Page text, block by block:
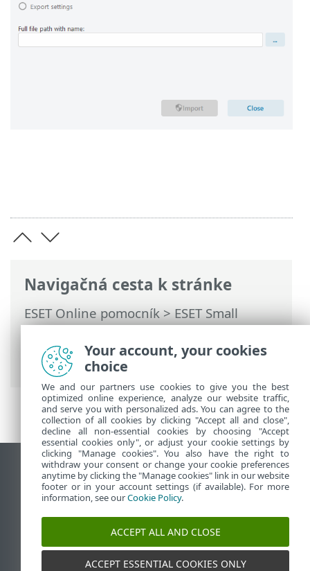
Navigačná cesta k stránke
ESET Online pomocník>ESET Small
Business Security>Práca s programom
ESET Small Business Security>
Nastavenia> Import a export nastavení
Zobraziť stránku ako na počítači
End of Life
Databáza znalostí ESET
ESET Fórum
ESET Status Portal
Technická podpora
Your account, your cookies
choice
We and our partners use cookies to give you the best
optimized online experience, analyze our website traffic,
and serve you with personalized ads. You can agree to the
collection of all cookies by clicking "Accept all and close",
decline all non-essential cookies by choosing "Accept
essential cookies only", or adjust your cookie settings by
clicking "Manage cookies". You also have the right to
withdraw your consent or change your cookie preferences
anytime by clicking the "Manage cookies" link in our website
footer or in your account settings (if available). For more
information, see ourCookie Policy.
ACCEPT ALL AND CLOSE
ACCEPT ESSENTIAL COOKIES ONLY